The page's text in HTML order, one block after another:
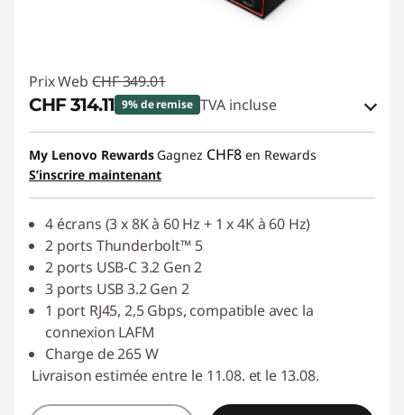
Prix Web CHF 349.01
CHF 314.11 9% de remise TVA incluse
Bons de réduction en ligne :-CHF 34.90
Code de réduction :
My Lenovo Rewards Gagnez CHF8 en Rewards
S’inscrire maintenant
4 écrans (3 x 8K à 60 Hz + 1 x 4K à 60 Hz)
2 ports Thunderbolt™ 5
2 ports USB-C 3.2 Gen 2
3 ports USB 3.2 Gen 2
1 port RJ45, 2,5 Gbps, compatible avec la
connexion LAFM
Charge de 265 W
Livraison estimée entre le 11.08. et le 13.08.